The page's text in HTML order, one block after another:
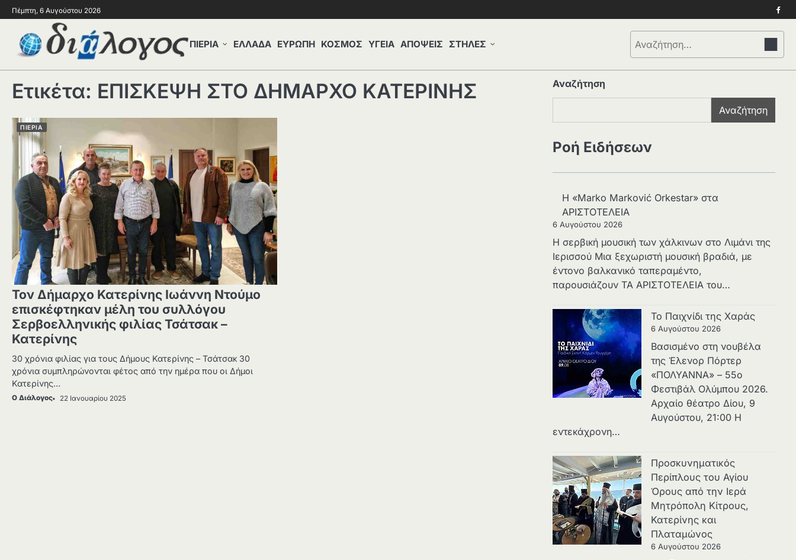
Πέμπτη, 6 Αυγούστου 2026
ΠΙΕΡΙΑ ΕΛΛΑΔΑ ΕΥΡΩΠΗ ΚΟΣΜΟΣ ΥΓΕΙΑ ΑΠΟΨΕΙΣ ΣΤΗΛΕΣ
Αναζήτηση
για:
Ετικέτα: ΕΠΙΣΚΕΨΗ ΣΤΟ ΔΗΜΑΡΧΟ ΚΑΤΕΡΙΝΗΣ
ΠΙΕΡΙΑ
Τον Δήμαρχο Κατερίνης Ιωάννη Ντούμο
επισκέφτηκαν μέλη του συλλόγου
Σερβοελληνικής φιλίας Τσάτσακ –
Κατερίνης
30 χρόνια φιλίας για τους Δήμους Κατερίνης – Τσάτσακ 30
χρόνια συμπληρώνονται φέτος από την ημέρα που οι Δήμοι
Κατερίνης…
Ο Διάλογος 22 Ιανουαρίου 2025
Αναζήτηση
Αναζήτηση
Ροή Ειδήσεων
Η «Marko Marković Orkestar» στα
ΑΡΙΣΤΟΤΕΛΕΙΑ
6 Αυγούστου 2026
Η σερβική μουσική των χάλκινων στο Λιμάνι της
Ιερισσού Μια ξεχωριστή μουσική βραδιά, με
έντονο βαλκανικό ταπεραμέντο,
παρουσιάζουν ΤΑ ΑΡΙΣΤΟΤΕΛΕΙΑ του…
Το Παιχνίδι της Χαράς
6 Αυγούστου 2026
Βασισμένο στη νουβέλα
της Έλενορ Πόρτερ
«ΠΟΛΥΑΝΝΑ» – 55ο
Φεστιβάλ Ολύμπου 2026.
Αρχαίο θέατρο Δίου, 9
Αυγούστου, 21:00 Η
εντεκάχρονη…
Προσκυνηματικός
Περίπλους του Αγίου
Όρους από την Ιερά
Μητρόπολη Κίτρους,
Κατερίνης και
Πλαταμώνος
6 Αυγούστου 2026